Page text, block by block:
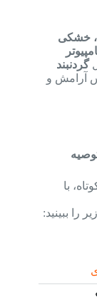
خشکی
گردنبند
آرامش و
با
را ببینید: